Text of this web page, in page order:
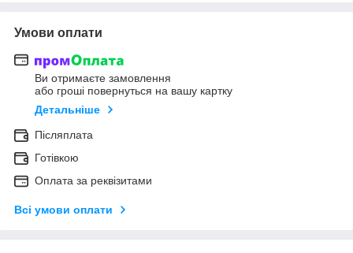
Умови оплати
Ви отримаєте замовлення
або гроші повернуться на вашу картку
Детальніше
Післяплата
Готівкою
Оплата за реквізитами
Всі умови оплати